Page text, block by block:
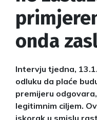
onda
Intervju tjedna,
odluku da plaće
premijeru
legitimnim ciljem.
iskorak u smislu